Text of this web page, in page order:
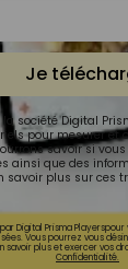
Je
la société Digital
pour mesurer et
savoir si
ainsi que des
savoir plus sur ces
Digital Prisma
Vous pourrez vous
savoir plus et exercer vos
Confidentialité.